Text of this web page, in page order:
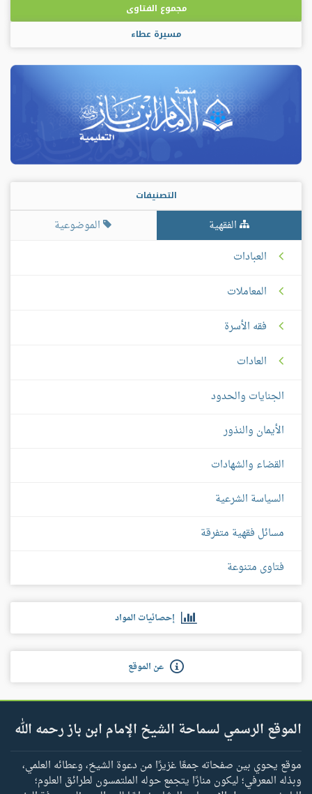
مجموع الفتاوى
مسيرة عطاء
التصنيفات
الفقهية
الموضوعية
العبادات
المعاملات
فقه الأسرة
العادات
الجنايات والحدود
الأيمان والنذور
القضاء والشهادات
السياسة الشرعية
مسائل فقهية متفرقة
فتاوى متنوعة
إحصائيات المواد
عن الموقع
الموقع الرسمي لسماحة الشيخ الإمام ابن باز رحمه الله
موقع يحوي بين صفحاته جمعًا غزيرًا من دعوة الشيخ، وعطائه العلمي،
وبذله المعرفي؛ ليكون منارًا يتجمع حوله الملتمسون لطرائق العلوم؛